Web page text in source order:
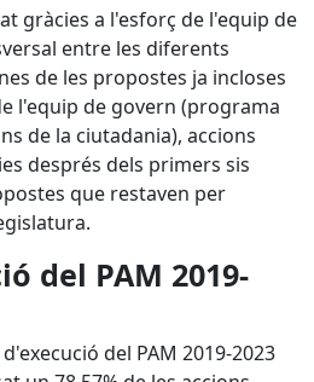
gràcies a l'esforç de l'equip de
entre les diferents
de les propostes ja incloses
l'equip de govern (programa
de la ciutadania), accions
després dels primers sis
que restaven per
del PAM 2019-
del PAM 2019-2023